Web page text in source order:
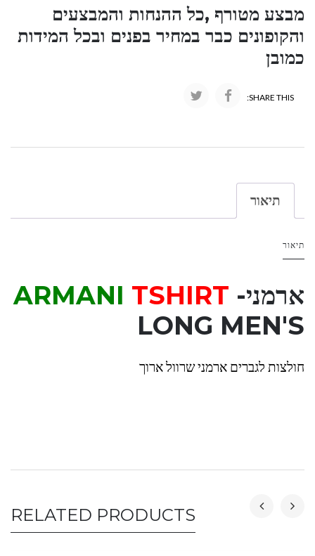
מבצע מטורף ,כל ההנחות והמבצעים
והקופונים כבר במחיר בפנים ובכל המידות
כמובן
SHARE THIS:
תיאור
תיאור
ארמני- ARMANI TSHIRT
LONG MEN'S
חולצות לגברים ארמני שרוול ארוך
RELATED PRODUCTS